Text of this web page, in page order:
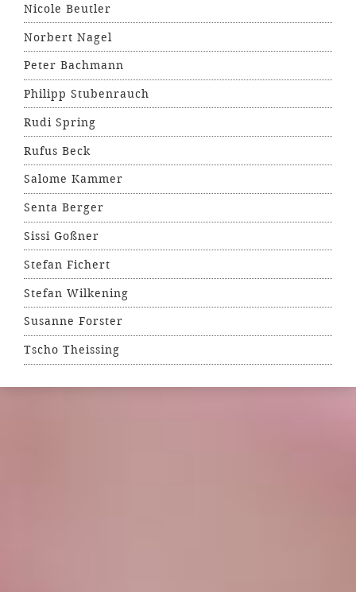
Nicole Beutler
Norbert Nagel
Peter Bachmann
Philipp Stubenrauch
Rudi Spring
Rufus Beck
Salome Kammer
Senta Berger
Sissi Goßner
Stefan Fichert
Stefan Wilkening
Susanne Forster
Tscho Theissing